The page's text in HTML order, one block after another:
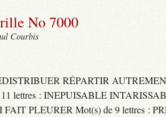
No 7000
Courbis
RÉPARTIR
11 lettres : INEPUISABLE
PLEURER Mot(s) de 9 lettres :